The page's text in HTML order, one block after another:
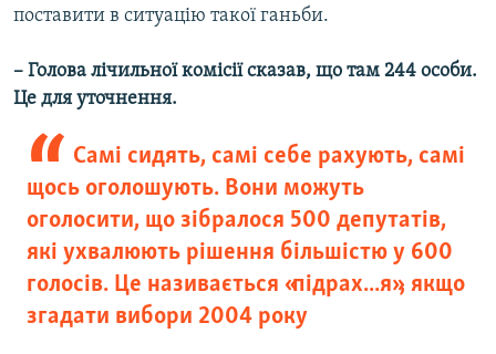
поставити в ситуацію такої ганьби.
– Голова лічильної комісії сказав, що там 244 особи.
Це для уточнення.
Самі сидять, самі себе рахують, самі
щось оголошують. Вони можуть
оголосити, що зібралося 500 депутатів,
які ухвалюють рішення більшістю у 600
голосів. Це називається «підрах...я», якщо
згадати вибори 2004 року